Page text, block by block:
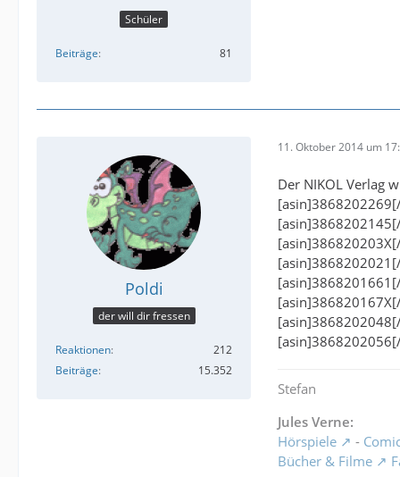
Schüler
Beiträge 81
Poldi
der will dir fressen
Reaktionen
212
Beiträge
15.352
11. Oktober 2014 um
Der NIKOL Verlag
Stefan
Jules Verne:
Hörspiele
-
Bücher & Filme